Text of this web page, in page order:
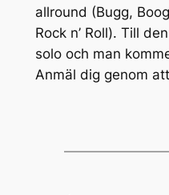
allround (Bugg,
Rock n’ Roll). Till
solo och man
Anmäl dig genom